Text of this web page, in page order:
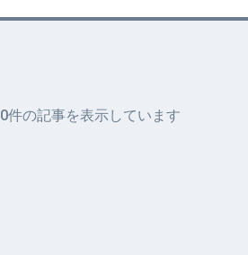
0件の記事を表示しています